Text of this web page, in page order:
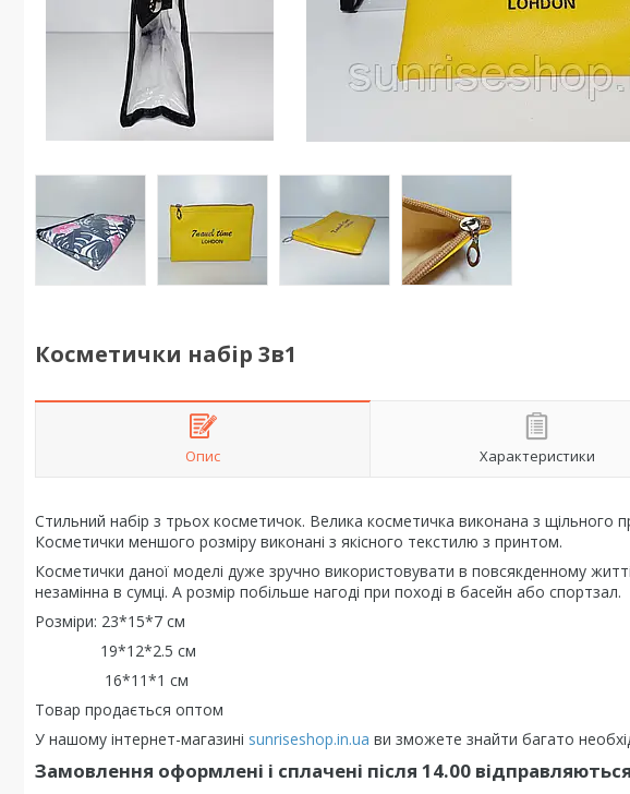
Косметички набір 3в1
Опис Характеристики
Стильний набір з трьох косметичок. Велика косметичка виконана з щільного
Косметички меншого розміру виконані з якісного текстилю з принтом.
Косметички даної моделі дуже зручно використовувати в повсякденному
незамінна в сумці. А розмір побільше нагоді при поході в басейн або спортзал.
Розміри: 23*15*7 см
19*12*2.5 см
16*11*1 см
Товар продається оптом
У нашому інтернет-магазині sunriseshop.in.ua ви зможете знайти багато
Замовлення оформлені і сплачені після 14.00